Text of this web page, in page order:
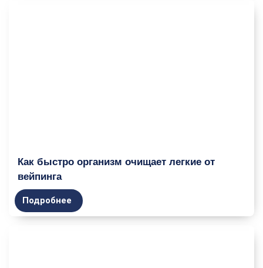
Как быстро организм очищает легкие от
вейпинга
Подробнее